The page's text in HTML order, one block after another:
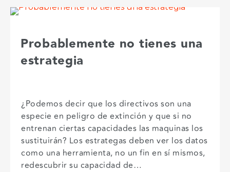
Probablemente no tienes una
estrategia
¿Podemos decir que los directivos son una
especie en peligro de extinción y que si no
entrenan ciertas capacidades las maquinas los
sustituirán? Los estrategas deben ver los datos
como una herramienta, no un fin en sí mismos,
redescubrir su capacidad de…